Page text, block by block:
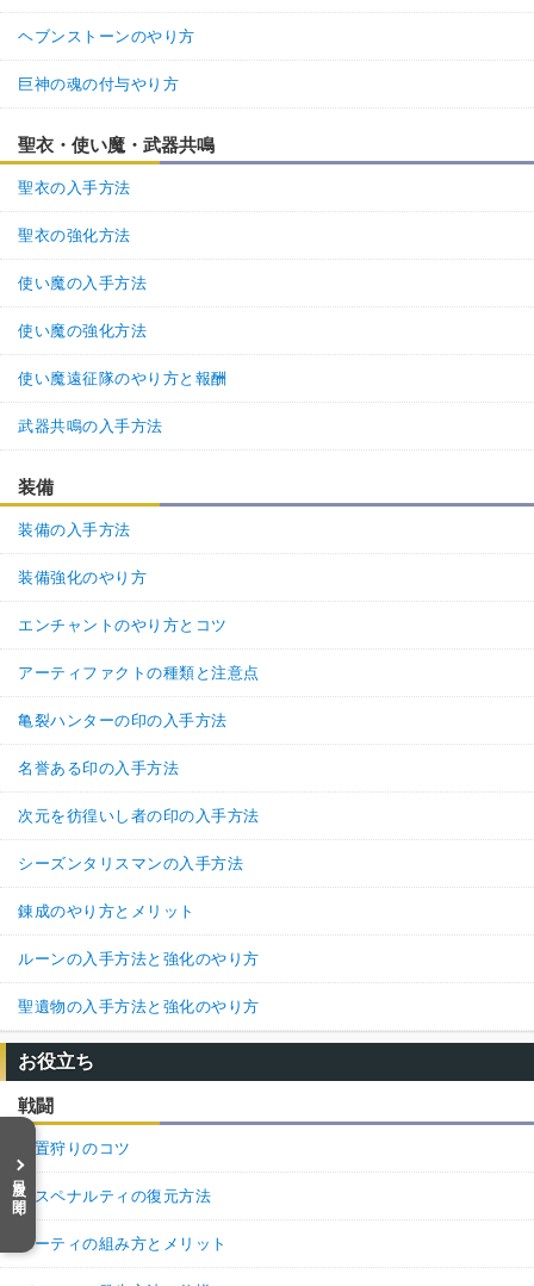
目次を開く
ヘブンストーンのやり方
巨神の魂の付与やり方
聖衣・使い魔・武器共鳴
聖衣の入手方法
聖衣の強化方法
使い魔の入手方法
使い魔の強化方法
使い魔遠征隊のやり方と報酬
武器共鳴の入手方法
装備
装備の入手方法
装備強化のやり方
エンチャントのやり方とコツ
アーティファクトの種類と注意点
亀裂ハンターの印の入手方法
名誉ある印の入手方法
次元を彷徨いし者の印の入手方法
シーズンタリスマンの入手方法
錬成のやり方とメリット
ルーンの入手方法と強化のやり方
聖遺物の入手方法と強化のやり方
お役立ち
戦闘
放置狩りのコツ
デスペナルティの復元方法
パーティの組み方とメリット